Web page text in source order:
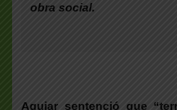
obra social.
Aguiar sentenció que